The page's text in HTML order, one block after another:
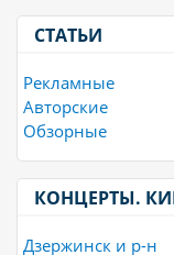
СТАТЬИ
Рекламные
Авторские
Обзорные
КОНЦЕРТЫ.
Дзержинск и р-н